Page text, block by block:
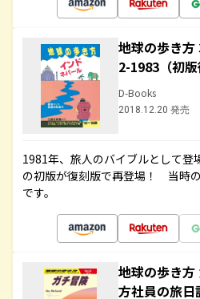
地球の歩き方
2-1983（初版
D-Books
2018.12.20 発売
1981年、旅人のバイブルとして登
の初版が復刻版で再登場！ 当時
です。
地球の歩き方
方社員の旅日